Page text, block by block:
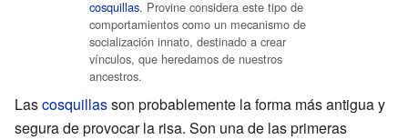
cosquillas. Provine considera este tipo de
comportamientos como un mecanismo de
socialización innato, destinado a crear
vínculos, que heredamos de nuestros
ancestros.
Lascosquillasson probablemente la forma más antigua y
segura de provocar la risa. Son una de las primeras